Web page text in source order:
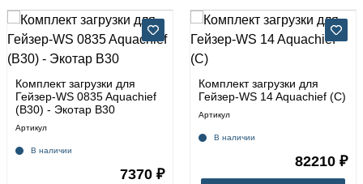
Комплект загрузки для
Гейзер-WS 0835 Aquachief
(B30) - Экотар В30
Артикул
В наличии
7370 ₽
Комплект загрузки для
Гейзер-WS 14 Aquachief (C)
Артикул
В наличии
82210 ₽